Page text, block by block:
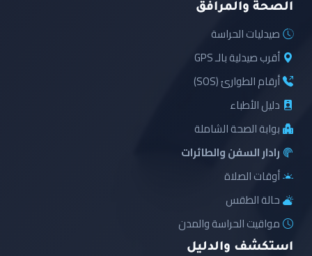
الصحة والمرافق
صيدليات الحراسة
أقرب صيدلية بالـ GPS
أرقام الطوارئ (SOS)
دليل الأطباء
بوابة الصحة الشاملة
رادار السفن والطائرات
أوقات الصلاة
حالة الطقس
مواقيت الحراسة والمدن
استكشف والدليل